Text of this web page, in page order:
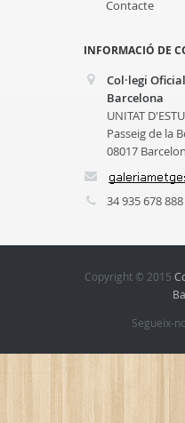
Contacte
INFORMACIÓ DE
Col·legi
Barcelona
UNITAT
Passeig de la
08017
34 935 678 888
Copyright © 2015
Segueix-